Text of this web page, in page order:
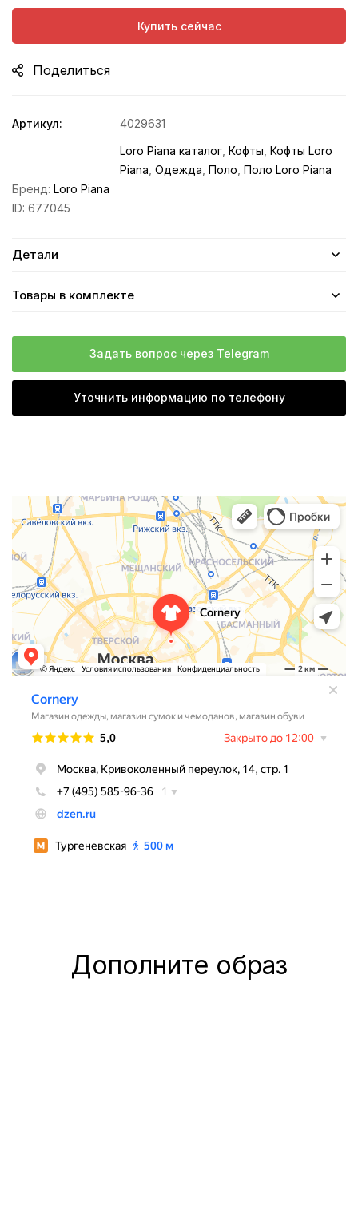
Купить сейчас
Поделиться
Артикул:
4029631
Loro Piana каталог Кофты Кофты Loro
Piana Одежда Поло Поло Loro Piana
Бренд: Loro Piana
ID: 677045
Детали
Товары в комплекте
Задать вопрос через Telegram
Уточнить информацию по телефону
Дополните образ